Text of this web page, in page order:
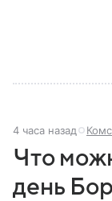
4 часа назад
Что
день